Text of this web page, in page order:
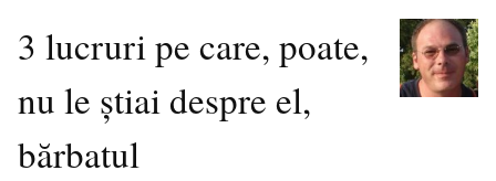
3 lucruri pe care, poate,
nu le știai despre el,
bărbatul